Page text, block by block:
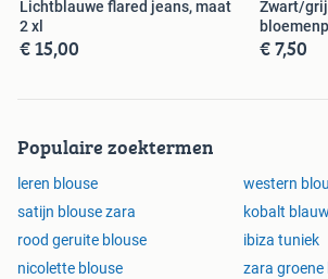
Lichtblauwe flared jeans, maat
2 xl
€ 15,00
Zwart/
€ 7,50
Populaire zoektermen
leren blouse
western
satijn blouse zara
kobalt
rood geruite blouse
ibiza tuniek
nicolette blouse
zara groene